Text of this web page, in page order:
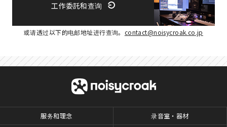
工作委託和查询
或请透过以下的电邮地址进行查询。 contact@noisycroak.co.jp
服务和理念 录音室・器材